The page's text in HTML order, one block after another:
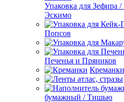
Упаковка для
Эскимо
Попсов
Печенья и Пряников
Креманки
бумажный / Тишью